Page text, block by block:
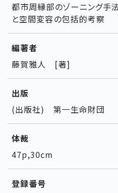
都市周縁部のゾーニング手
と空間変容の包括的考察
編著者
藤賀雅人 [著]
出版
(出版社) 第一生命財団
体裁
47p,30cm
登録番号